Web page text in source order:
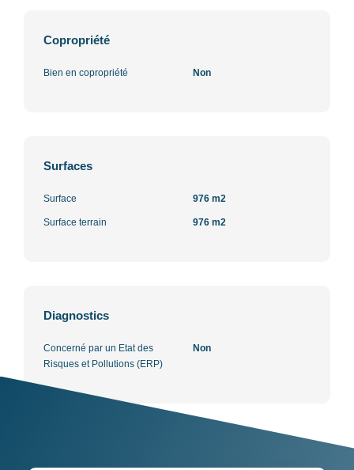
Copropriété
Bien en copropriété Non
Surfaces
Surface 976 m2
Surface terrain 976 m2
Diagnostics
Concerné par un Etat des
Risques et Pollutions (ERP)
Non